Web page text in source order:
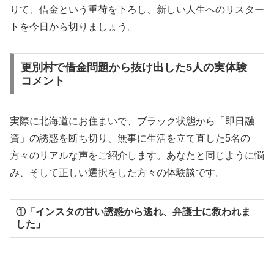
りて、借金という重荷を下ろし、新しい人生へのリスター
トを今日から切りましょう。
更別村で借金問題から抜け出した5人の実体験
コメント
実際に北海道にお住まいで、ブラック状態から「即日融
資」の誘惑を断ち切り、無事に生活を立て直した5名の
方々のリアルな声をご紹介します。あなたと同じように悩
み、そして正しい選択をした方々の体験談です。
①「インスタの甘い誘惑から逃れ、弁護士に救われま
した」